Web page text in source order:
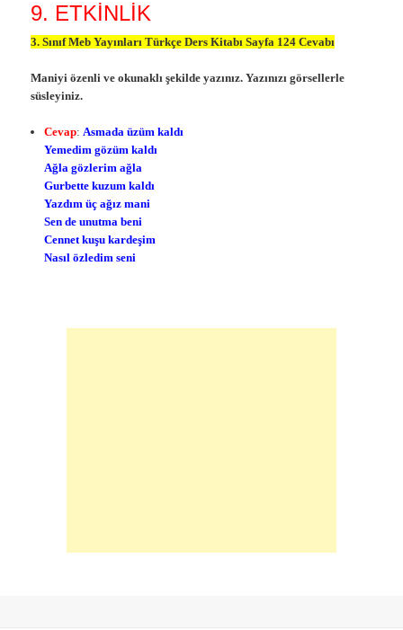
9. ETKİNLİK
3. Sınıf Meb Yayınları Türkçe Ders Kitabı Sayfa 124 Cevabı
Maniyi özenli ve okunaklı şekilde yazınız. Yazınızı görsellerle
süsleyiniz.
Cevap:Asmada üzüm kaldı
Yemedim gözüm kaldı
Ağla gözlerim ağla
Gurbette kuzum kaldı
Yazdım üç ağız mani
Sen de unutma beni
Cennet kuşu kardeşim
Nasıl özledim seni